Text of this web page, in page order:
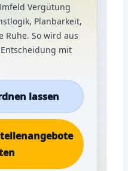
Vergütung
Planbarkeit,
Ruhe. So wird aus
Entscheidung mit
lassen